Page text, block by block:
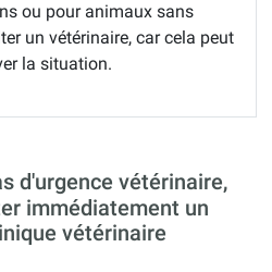
ou pour animaux sans
un vétérinaire, car cela peut
la situation.
d'urgence vétérinaire,
immédiatement un
vétérinaire